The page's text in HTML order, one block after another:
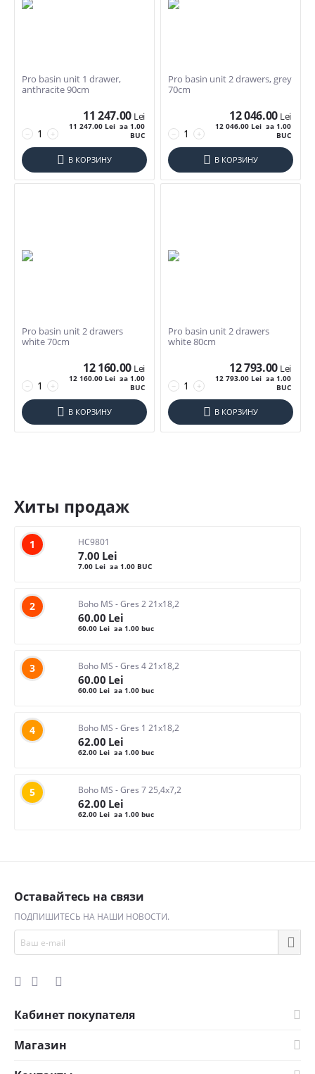
Pro basin unit 1 drawer,
anthracite 90cm
+
−
11 247.00 Lei
11 247.00 Lei за 1.00
BUC
В КОРЗИНУ
Pro basin unit 2 drawers, grey
70cm
+
−
12 046.00 Lei
12 046.00 Lei за 1.00
BUC
В КОРЗИНУ
Pro basin unit 2 drawers
white 70cm
+
−
12 160.00 Lei
12 160.00 Lei за 1.00
BUC
В КОРЗИНУ
Pro basin unit 2 drawers
white 80cm
+
−
12 793.00 Lei
12 793.00 Lei за 1.00
BUC
В КОРЗИНУ
Хиты продаж
1 HC9801
7.00 Lei
7.00 Lei за 1.00 BUC
2 Boho MS - Gres 2 21x18,2
60.00 Lei
60.00 Lei за 1.00 buc
3 Boho MS - Gres 4 21x18,2
60.00 Lei
60.00 Lei за 1.00 buc
4 Boho MS - Gres 1 21x18,2
62.00 Lei
62.00 Lei за 1.00 buc
5 Boho MS - Gres 7 25,4x7,2
62.00 Lei
62.00 Lei за 1.00 buc
Оставайтесь на связи
ПОДПИШИТЕСЬ НА НАШИ НОВОСТИ.
Кабинет покупателя
Магазин